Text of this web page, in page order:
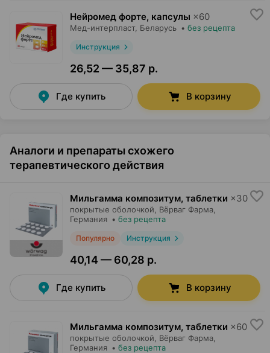
Нейромед форте, капсулы ×60
Мед-интерпласт, Беларусь • без рецепта
Инструкция
26,52 — 35,87 р.
Где купить В корзину
Аналоги и препараты схожего
терапевтического действия
Мильгамма композитум, таблетки ×30
покрытые оболочкой, Вёрваг Фарма
Германия • без рецепта
Популярно Инструкция
40,14 — 60,28 р.
Где купить В корзину
Мильгамма композитум, таблетки ×60
покрытые оболочкой, Вёрваг Фарма
Германия • без рецепта